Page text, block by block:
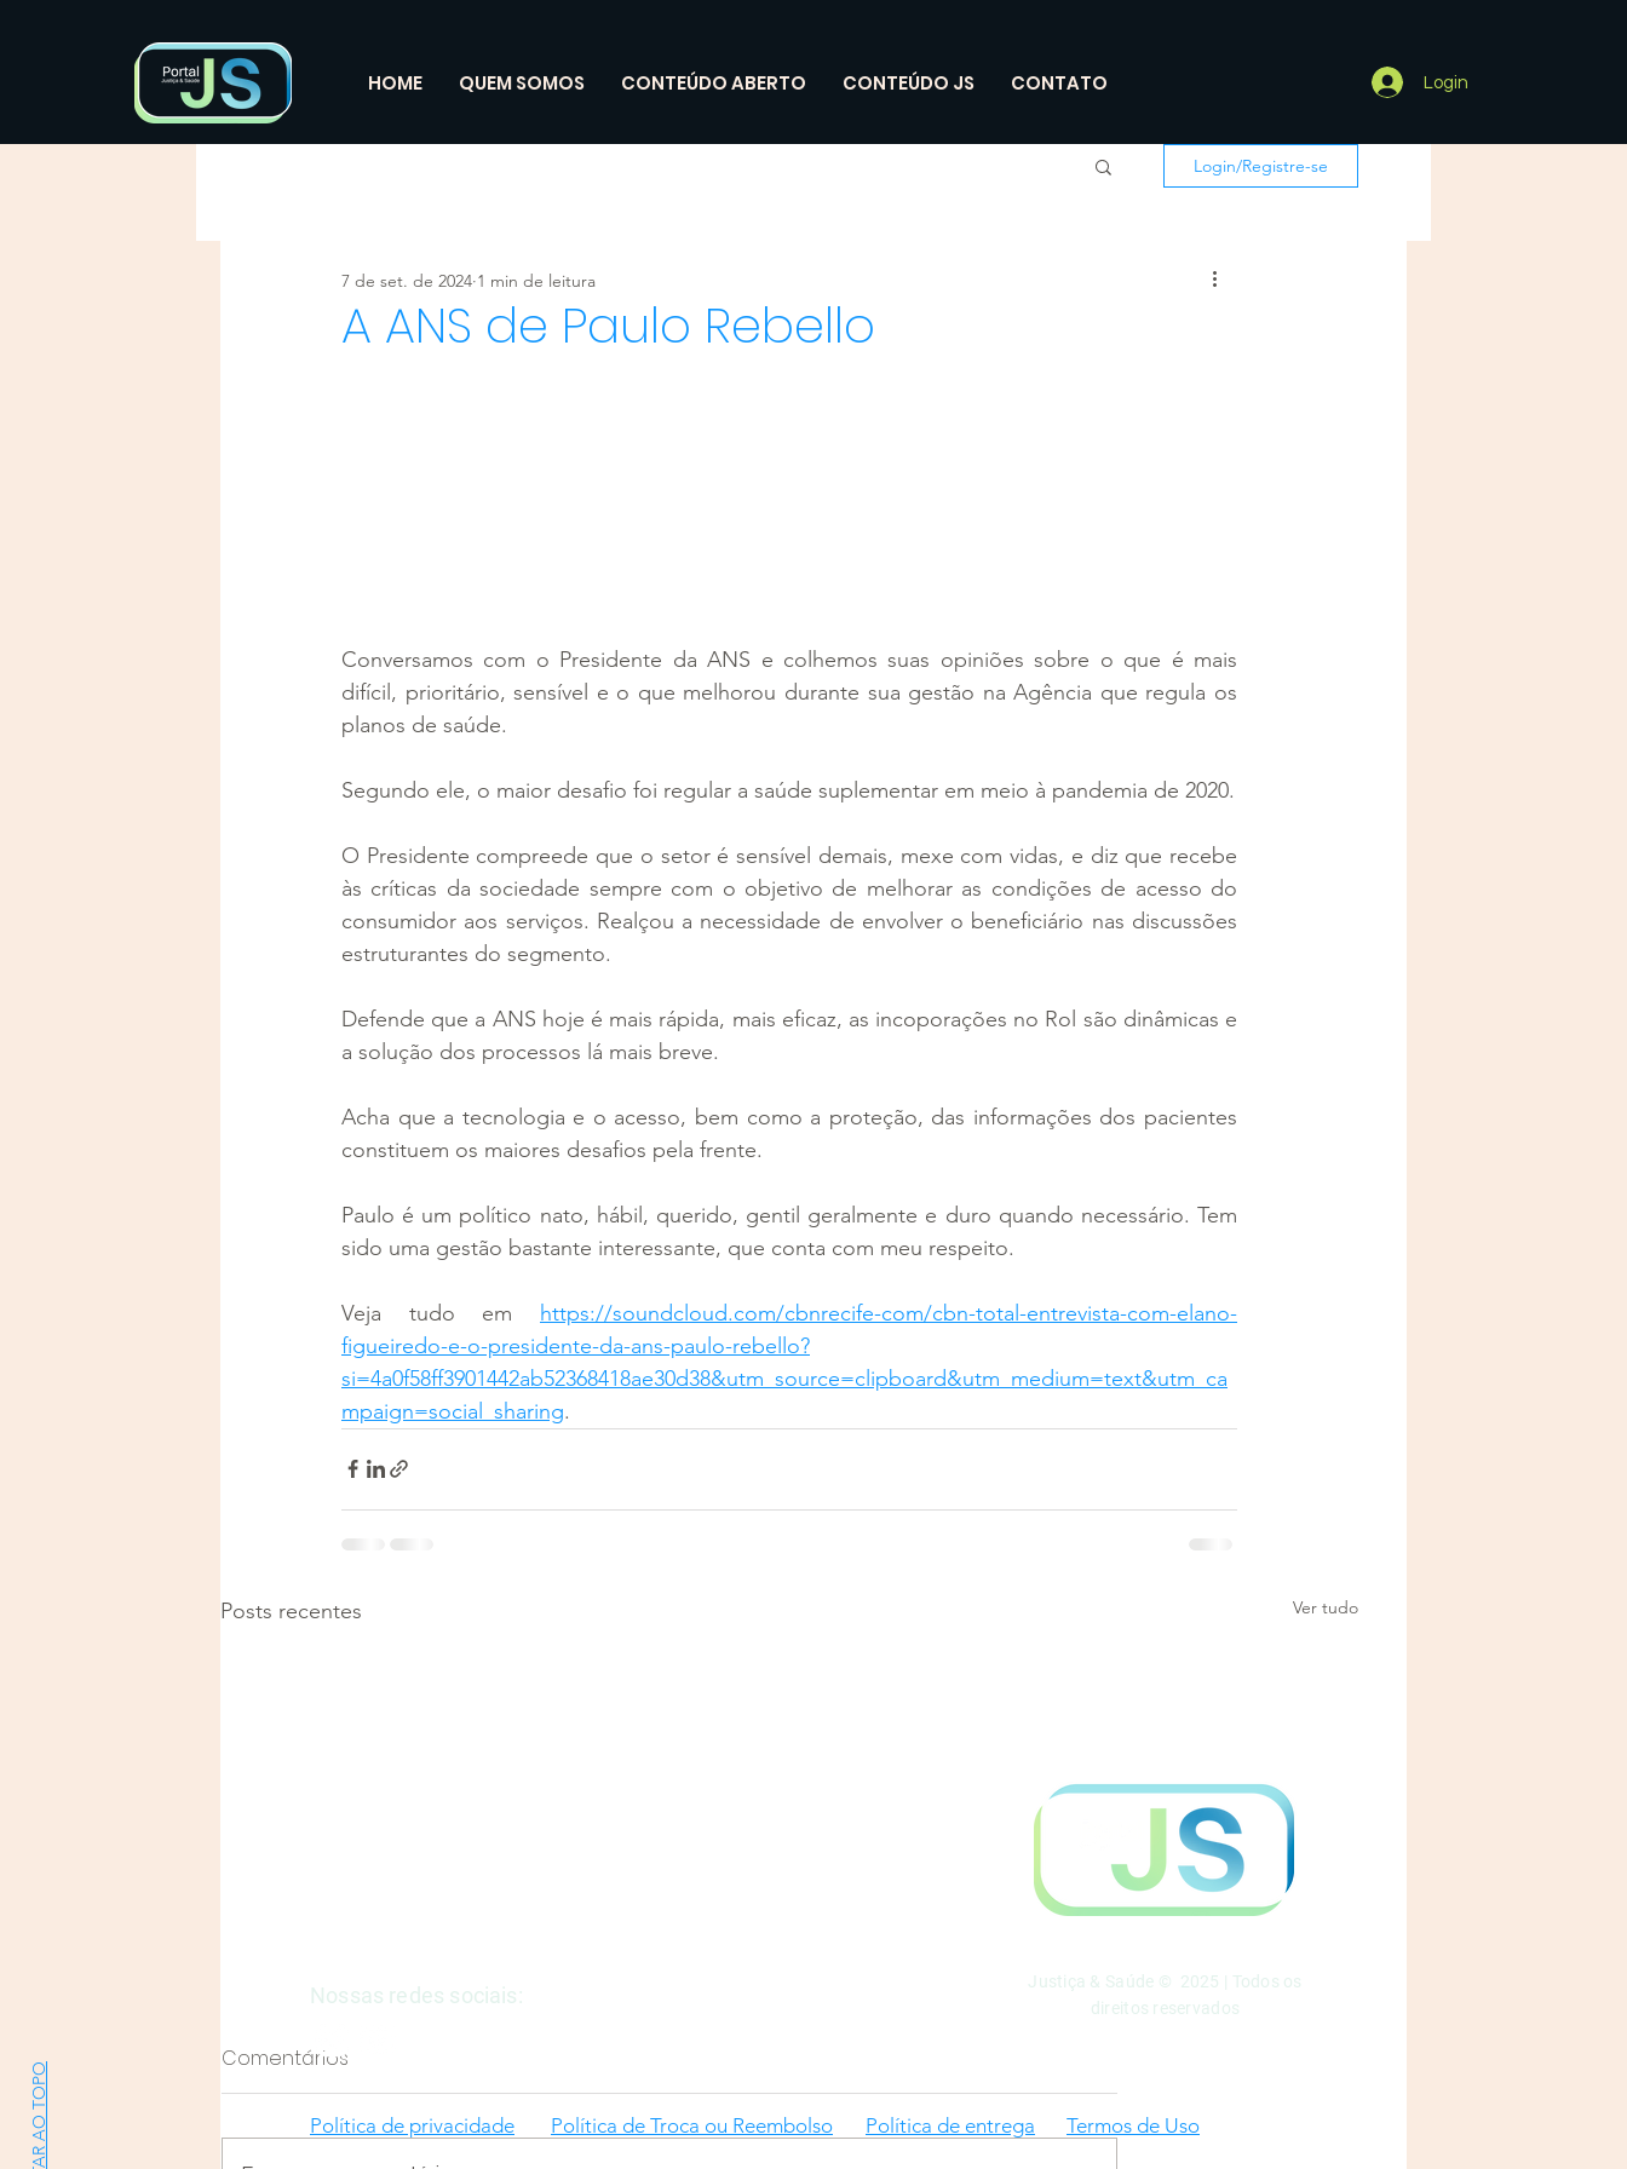
HOME QUEM SOMOS CONTEÚDO ABERTO CONTEÚDO JS CONTATO Login
Login/Registre-se
A ANS de Paulo Rebello
7 de set. de 2024 1 min de leitura
Conversamos com o Presidente da ANS e colhemos suas opiniões sobre o que é mais
difícil, prioritário, sensível e o que melhorou durante sua gestão na Agência que regula os
planos de saúde.
Segundo ele, o maior desafio foi regular a saúde suplementar em meio à pandemia de 2020.
O Presidente compreede que o setor é sensível demais, mexe com vidas, e diz que recebe
às críticas da sociedade sempre com o objetivo de melhorar as condições de acesso do
consumidor aos serviços. Realçou a necessidade de envolver o beneficiário nas discussões
estruturantes do segmento.
Defende que a ANS hoje é mais rápida, mais eficaz, as incoporações no Rol são dinâmicas e
a solução dos processos lá mais breve.
Acha que a tecnologia e o acesso, bem como a proteção, das informações dos pacientes
constituem os maiores desafios pela frente.
Paulo é um político nato, hábil, querido, gentil geralmente e duro quando necessário. Tem
sido uma gestão bastante interessante, que conta com meu respeito.
Veja tudo em https://soundcloud.com/cbnrecife-com/cbn-total-entrevista-com-elano-
figueiredo-e-o-presidente-da-ans-paulo-rebello?
si=4a0f58ff3901442ab52368418ae30d38&utm_source=clipboard&utm_medium=text&utm_ca
mpaign=social_sharing.
Posts recentes Ver tudo
Comentários
VOLTAR AO TOPO
Nossas redes sociais:
Política de privacidade Política de Troca ou Reembolso
Justiça & Saúde © 2025 | Todos os
direitos reservados
Política de entrega Termos de Uso